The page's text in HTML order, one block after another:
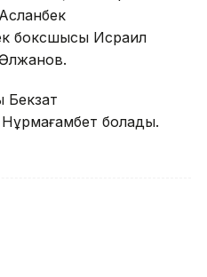
боксшысы Исраил
Бекзат
болады.